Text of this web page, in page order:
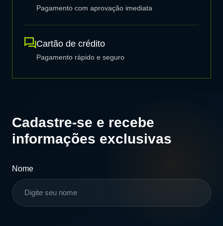
Pagamento com aprovação imediata
Cartão de crédito
Pagamento rápido e seguro
Cadastre-se e recebe
informações exclusivas
Nome